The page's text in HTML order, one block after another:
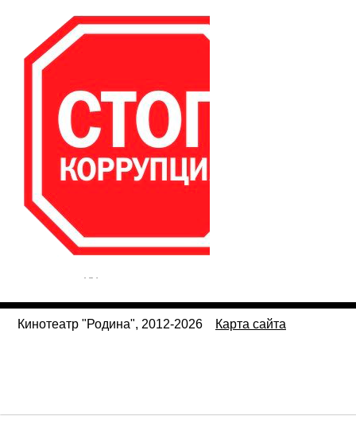
Кинотеатр "Родина", 2012-2026 Карта сайта